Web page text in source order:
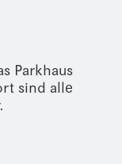
Parkhaus
sind alle